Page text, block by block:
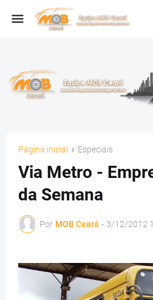
Página inicial Especiais
Via Metro -
da Semana
Por MOB Ceará - 3/12/2012